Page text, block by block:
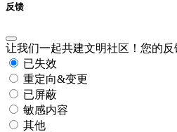
反馈
让我们一起共建文明社区！您的反
已失效
重定向&变更
已屏蔽
敏感内容
其他